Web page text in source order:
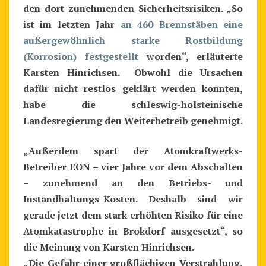
den dort zunehmenden Sicherheitsrisiken. „So
ist im letzten Jahr an 460 Brennstäben eine
außergewöhnlich starke Rostbildung
(Korrosion) festgestellt worden“, erläuterte
Karsten Hinrichsen. Obwohl die Ursachen
dafür nicht restlos geklärt werden konnten,
habe die schleswig-holsteinische
Landesregierung den Weiterbetreib genehmigt.
„Außerdem spart der Atomkraftwerks-
Betreiber EON – vier Jahre vor dem Abschalten
– zunehmend an den Betriebs- und
Instandhaltungs-Kosten. Deshalb sind wir
gerade jetzt dem stark erhöhten Risiko für eine
Atomkatastrophe in Brokdorf ausgesetzt“, so
die Meinung von Karsten Hinrichsen.
„Die Gefahr einer großflächigen Verstrahlung,